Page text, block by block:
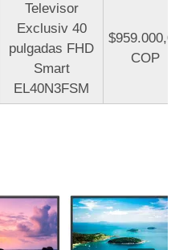
Televisor
Exclusiv 40
pulgadas FHD
Smart
EL40N3FSM
COP